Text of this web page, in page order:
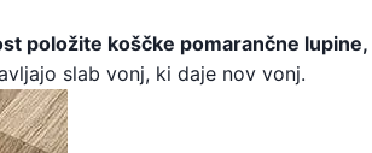
položite koščke pomarančne lupine,
slab vonj, ki daje nov vonj.